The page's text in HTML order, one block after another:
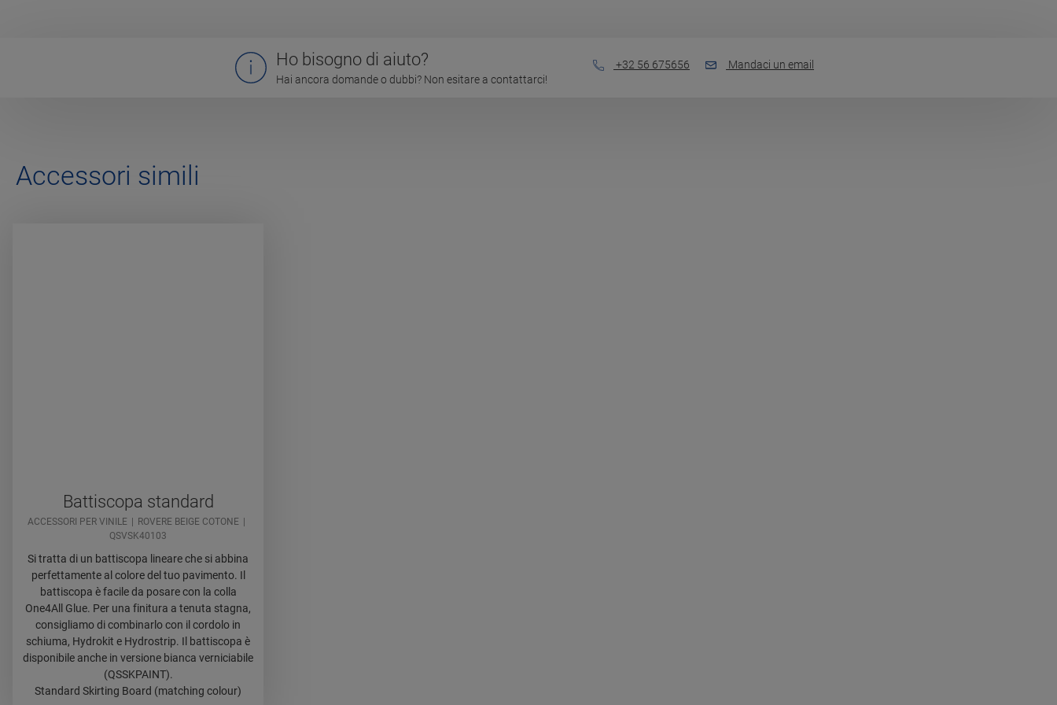
Ho bisogno di aiuto?
Hai ancora domande o dubbi? Non esitare a contattarci!
+32 56 675656 Mandaci un email
Accessori simili
Battiscopa standard
ACCESSORI PER VINILE
ROVERE BEIGE COTONE
QSVSK40103
Si tratta di un battiscopa lineare che si abbina
perfettamente al colore del tuo pavimento. Il
battiscopa è facile da posare con la colla
One4All Glue. Per una finitura a tenuta stagna,
consigliamo di combinarlo con il cordolo in
schiuma, Hydrokit e Hydrostrip. Il battiscopa è
disponibile anche in versione bianca verniciabile
(QSSKPAINT).
Standard Skirting Board (matching colour)